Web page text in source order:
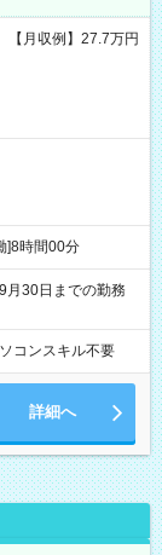
月収例】27.7万円
]8時間00分
月30日までの勤務
コンスキル不要
詳細へ